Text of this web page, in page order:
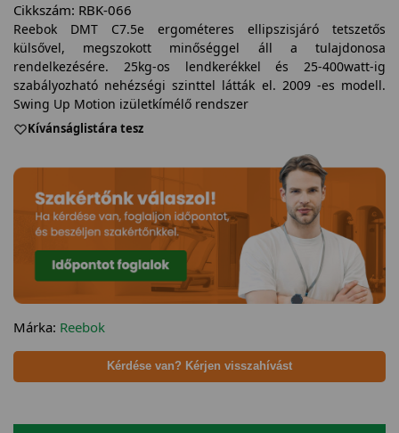
Cikkszám: RBK-066
Reebok DMT C7.5e ergométeres ellipszisjáró tetszetős
külsővel, megszokott minőséggel áll a tulajdonosa
rendelkezésére. 25kg-os lendkerékkel és 25-400watt-ig
szabályozható nehézségi szinttel látták el. 2009 -es modell.
Swing Up Motion izületkímélő rendszer
Kívánságlistára tesz
Márka: Reebok
Kérdése van? Kérjen visszahívást